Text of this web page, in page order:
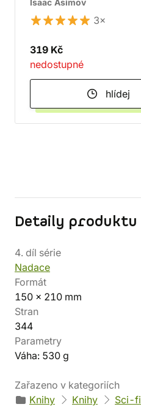
Isaac Asimov
3×
319 Kč
nedostupné
hlídej
Detaily produktu
4. díl série
Nadace
Formát
150 x 210 mm
Stran
344
Parametry
Váha: 530 g
Zařazeno v kategoriích
Knihy
Knihy Sci-fi